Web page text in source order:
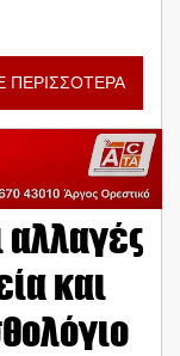
ΠΕΡΙΣΣΟΤΕΡΑ
αλλαγές
και